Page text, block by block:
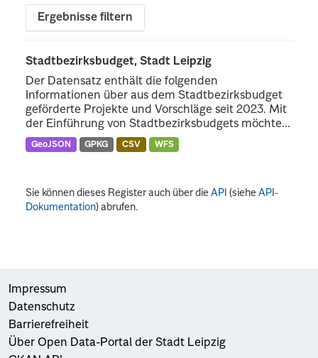
Ergebnisse filtern
Stadtbezirksbudget, Stadt Leipzig
Der Datensatz enthält die folgenden
Informationen über aus dem Stadtbezirksbudget
geförderte Projekte und Vorschläge seit 2023. Mit
der Einführung von Stadtbezirksbudgets möchte...
GeoJSON GPKG CSV WFS
Sie können dieses Register auch über dieAPI (sieheAPI-
Dokumentation) abrufen.
Impressum
Datenschutz
Barrierefreiheit
Über Open Data-Portal der Stadt Leipzig